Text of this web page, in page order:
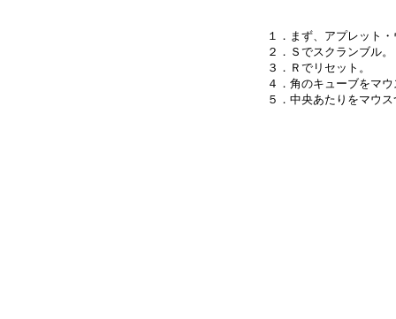
１．まず、アプレット
２．Ｓでスクランブル。
３．Ｒでリセット。
４．角のキューブをマ